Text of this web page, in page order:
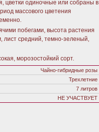
цветки одиночные или собраны в
массового цветения
побегами, высота растения
лист средний, темно-зеленый,
морозостойкий сорт.
Чайно-гибридные розы
Трехлетние
7 литров
НЕ УЧАСТВУЕТ